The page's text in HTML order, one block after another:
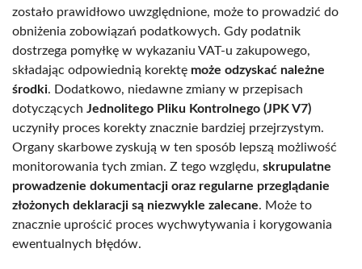
zostało prawidłowo uwzględnione, może to prowadzić do
obniżenia zobowiązań podatkowych. Gdy podatnik
dostrzega pomyłkę w wykazaniu VAT-u zakupowego,
składając odpowiednią korektę może odzyskać należne
środki. Dodatkowo, niedawne zmiany w przepisach
dotyczących Jednolitego Pliku Kontrolnego (JPK V7)
uczyniły proces korekty znacznie bardziej przejrzystym.
Organy skarbowe zyskują w ten sposób lepszą możliwość
monitorowania tych zmian. Z tego względu, skrupulatne
prowadzenie dokumentacji oraz regularne przeglądanie
złożonych deklaracji są niezwykle zalecane. Może to
znacznie uprościć proces wychwytywania i korygowania
ewentualnych błędów.